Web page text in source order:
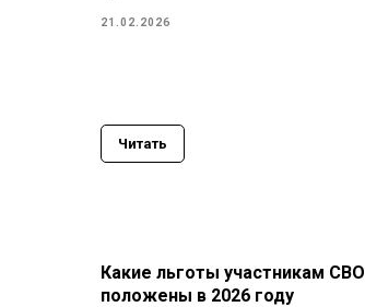
21.02.2026
Читать
Какие льготы участникам СВО
положены в 2026 году